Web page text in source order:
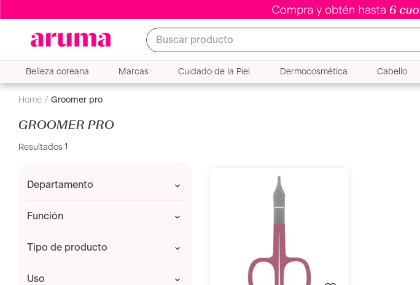
Buscar producto
Belleza coreana Marcas Cuidado de la Piel Dermocosmética Cabello
groomer pro
GROOMER PRO
1
departamento
función
tipo de producto
uso